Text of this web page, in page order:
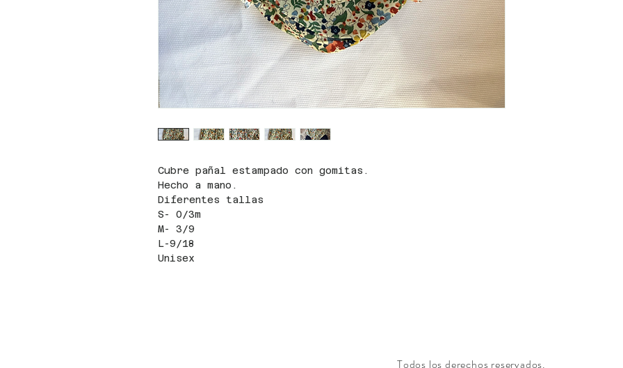
Cubre pañal estampado con gomitas.
Hecho a mano.
Diferentes tallas
S- 0/3m
M- 3/9
L-9/18
Unisex
Todos los derechos reservados.